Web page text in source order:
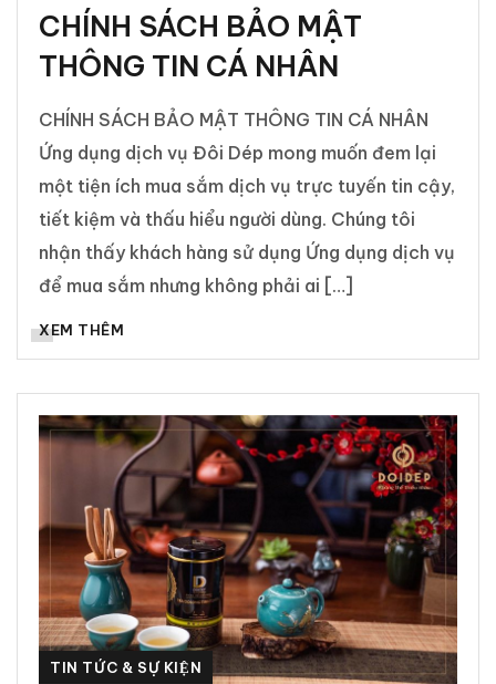
CHÍNH SÁCH BẢO MẬT
THÔNG TIN CÁ NHÂN
CHÍNH SÁCH BẢO MẬT THÔNG TIN CÁ NHÂN
Ứng dụng dịch vụ Đôi Dép mong muốn đem lại
một tiện ích mua sắm dịch vụ trực tuyến tin cậy,
tiết kiệm và thấu hiểu người dùng. Chúng tôi
nhận thấy khách hàng sử dụng Ứng dụng dịch vụ
để mua sắm nhưng không phải ai […]
XEM THÊM
TIN TỨC & SỰ KIỆN